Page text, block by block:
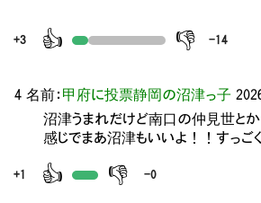
+3 👍 👎 -14
4 名前：甲府に投票静岡の沼津っ子
沼津うまれだけど南口の仲見世とか
感じでまあ沼津もいいよ！！すっご
+1 👍 👎 -0